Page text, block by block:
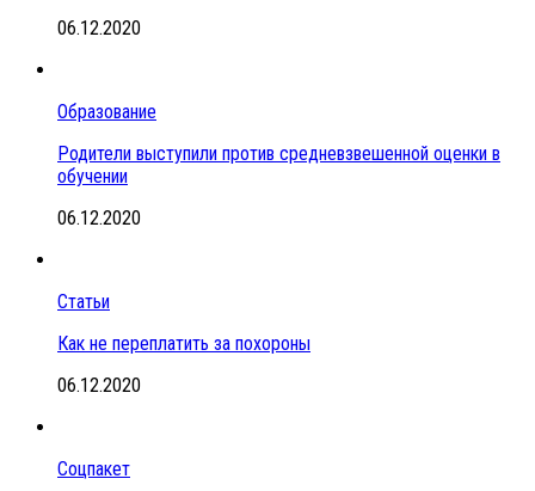
06.12.2020
Образование
Родители выступили против средневзвешенной оценки в
обучении
06.12.2020
Статьи
Как не переплатить за похороны
06.12.2020
Соцпакет